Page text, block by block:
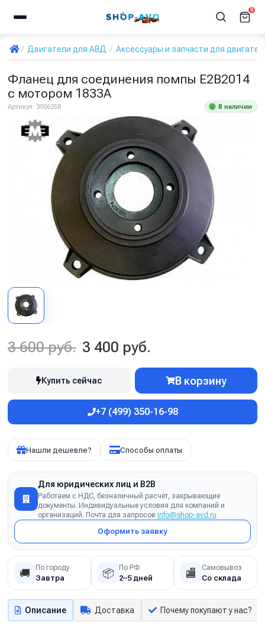
0
Двигатели для АВД Аксессуары и запчасти для
Фланец для соединения помпы Е2В2014
с мотором 1833А
Артикул: 3006358 В наличии
3 600 руб. 3 400 руб.
Купить сейчас В корзину
+7 (499) 350-16-98
Нашли дешевле? Способы оплаты
Для юридических лиц и B2B
Работаем с НДС, безналичный расчёт, закрывающие
документы. Индивидуальные условия для компаний и
организаций. Почта для запросов info@shop-avd.ru
Оформить заявку
🚚 По городу
Завтра 📦 По РФ
2–5 дней 🏬 Самовывоз
Со склада
Описание Доставка Почему покупают у нас?